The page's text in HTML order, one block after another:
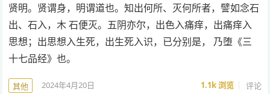
贤明。贤谓身，明谓道也。知出何所、灭何所者，譬如念石
出、石入，木 石便灭。五阴亦尔，出色入痛痒，出痛痒入
思想；出思想入生死，出生死入识，已分别是， 乃堕《三
十七品经》也。
其他 2024年4月20日 1.1k浏览 评论